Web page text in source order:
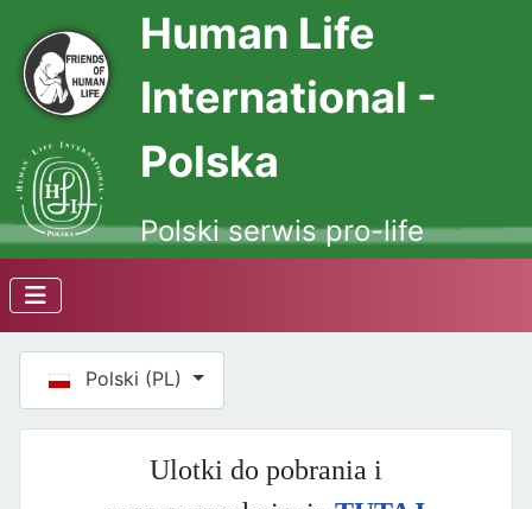
Human Life
International -
Polska
Polski serwis pro-life
Wybierz swój język
Polski (PL)
Ulotki do pobrania i